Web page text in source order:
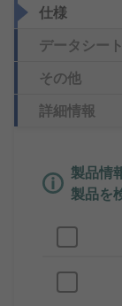
仕様
データシート
その他
詳細情報
製品情
製品を